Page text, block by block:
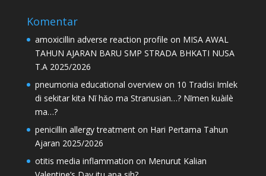
Komentar
amoxicillin adverse reaction profile on MISA AWAL
TAHUN AJARAN BARU SMP STRADA BHKATI NUSA
T.A 2025/2026
pneumonia educational overviewon 10 Tradisi Imlek
di sekitar kita Nǐ hǎo ma Stranusian…? Nǐmen kuàilè
ma…?
penicillin allergy treatmenton Hari Pertama Tahun
Ajaran 2025/2026
otitis media inflammation on Menurut Kalian